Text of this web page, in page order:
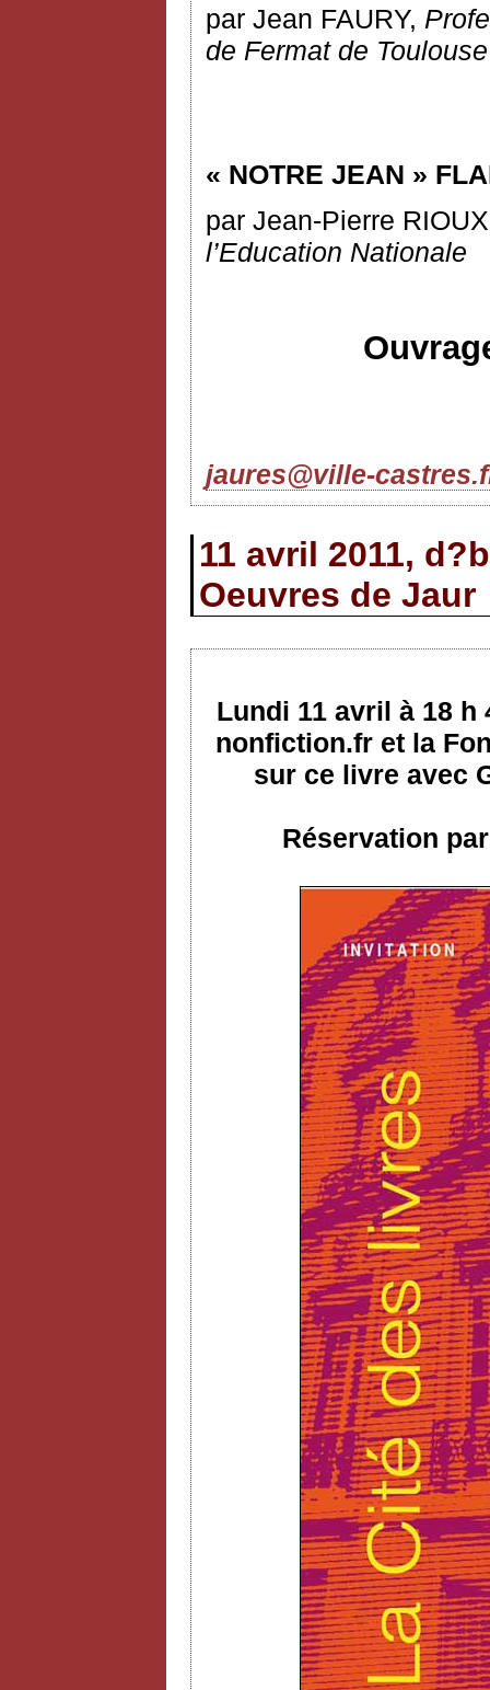
par Jean FAURY,
de Fermat de Toulouse
« NOTRE JEAN »
par Jean-Pierre
l’Education Nationale
jaures@ville-
11 avril 2011,
Oeuvres de Jaur
Lundi 11 avril à 18 h
nonfiction.fr et la
sur ce livre avec
Réservation